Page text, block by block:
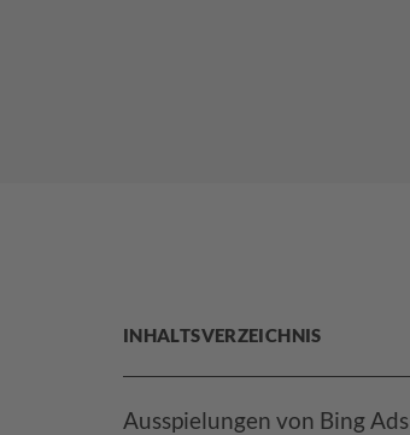
INHALTSVERZEICHNIS
Ausspielungen von Bing Ads